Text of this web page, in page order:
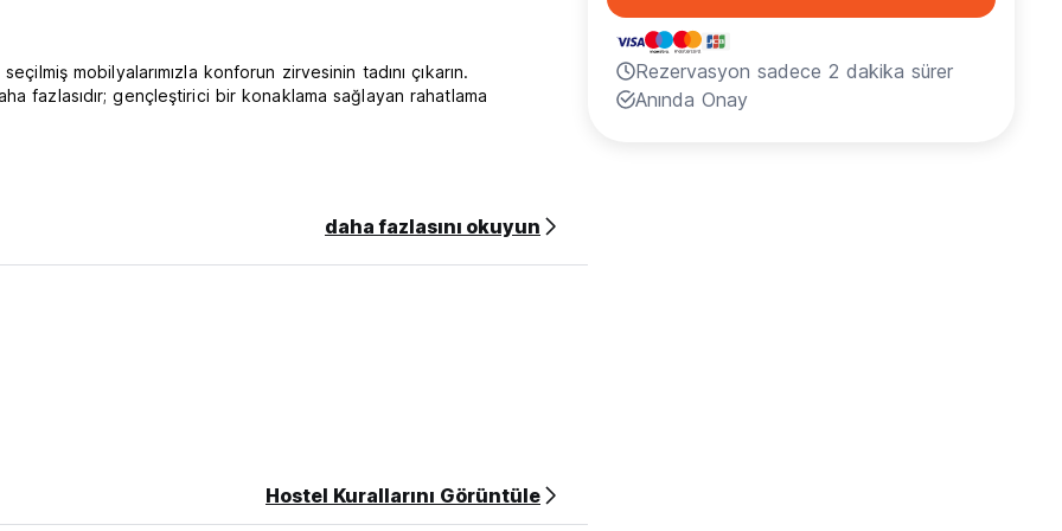
mobilyalarımızla konforun zirvesinin tadını çıkarın.
fazlasıdır; gençleştirici bir konaklama sağlayan rahatlama
Hawana Premium Hostel'deki her an beklentilerinizi aşacak
restoranımızda dünya lezzetlerinin tadını çıkarın. Şeflerimiz
seyahat yolculuğunuzu tamamlayan bir gastronomik deneyim
daha fazlasını okuyun
Hostel Kurallarını Görüntüle
Rezervasyon sadece 2 dakika sürer
Anında Onay